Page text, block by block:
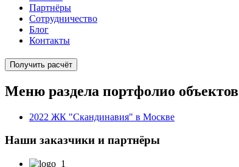
Партнёры
Сотрудничество
Блог
Контакты
Получить расчёт
Меню раздела портфолио объектов
2022 ЖК "Скандинавия" в Москве
Наши заказчики и партнёры